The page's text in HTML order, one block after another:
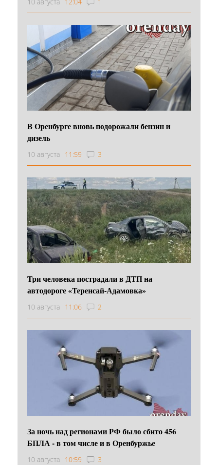
В Оренбурге вновь подорожали бензин и
дизель
10 августа 11:59 3
Три человека пострадали в ДТП на
автодороге «Теренсай-Адамовка»
10 августа 11:06 2
За ночь над регионами РФ было сбито 456
БПЛА - в том числе и в Оренбуржье
10 августа 10:59 3